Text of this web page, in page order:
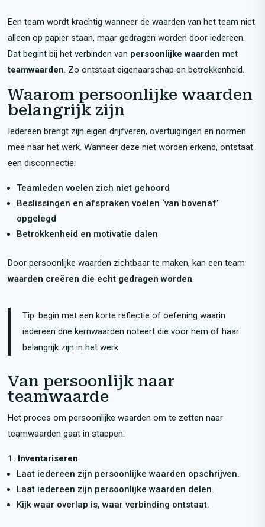
Een team wordt krachtig wanneer de waarden van het team niet
alleen op papier staan, maar gedragen worden door iedereen.
Dat begint bij het verbinden van persoonlijke waarden met
teamwaarden. Zo ontstaat eigenaarschap en betrokkenheid.
Waarom persoonlijke waarden
belangrijk zijn
Iedereen brengt zijn eigen drijfveren, overtuigingen en normen
mee naar het werk. Wanneer deze niet worden erkend, ontstaat
een disconnectie:
Teamleden voelen zich niet gehoord
Beslissingen en afspraken voelen ‘van bovenaf’
opgelegd
Betrokkenheid en motivatie dalen
Door persoonlijke waarden zichtbaar te maken, kan een team
waarden creëren die echt gedragen worden.
Tip: begin met een korte reflectie of oefening waarin
iedereen drie kernwaarden noteert die voor hem of haar
belangrijk zijn in het werk.
Van persoonlijk naar
teamwaarde
Het proces om persoonlijke waarden om te zetten naar
teamwaarden gaat in stappen:
Inventariseren
Laat iedereen zijn persoonlijke waarden opschrijven.
Laat iedereen zijn persoonlijke waarden delen.
Kijk waar overlap is, waar verbinding ontstaat.